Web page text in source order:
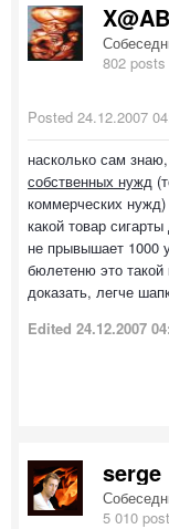
802 posts
Posted 24.12.2007
насколько сам
собственных нужд
коммерческих нужд)
какой товар
не прывышает 1000
бюлетеню это такой
доказать, легче
Edited 24.12.2007
serge
5 010